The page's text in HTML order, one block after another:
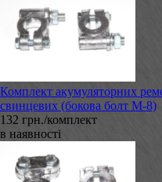
Комплект акумуляторних
свинцевих (бокова болт М-8)
132 грн./комплект
в наявності